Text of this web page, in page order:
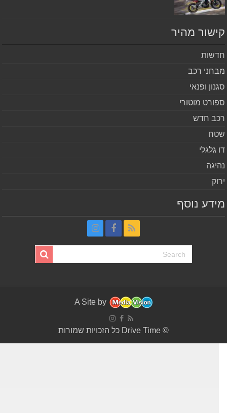
מהיר
רכב
ופנאי
מוטורי
חדש
גלגלי
נוסף
A Site by